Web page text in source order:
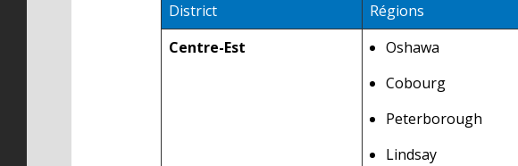
District
Régions
Centre-Est
Oshawa
Cobourg
Peterborough
Lindsay